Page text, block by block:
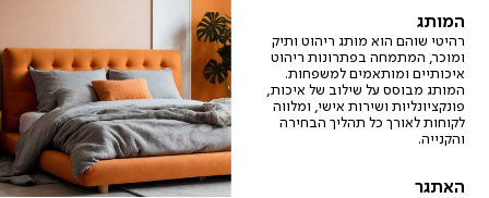
המותג
רהיטי שוהם הוא מותג ריהוט ותיק
ומוכר, המתמחה בפתרונות ריהוט
איכותיים ומותאמים למשפחות.
המותג מבוסס על שילוב של איכות,
פונקציונליות ושירות אישי, ומלווה
לקוחות לאורך כל תהליך הבחירה
והקנייה.
האתגר